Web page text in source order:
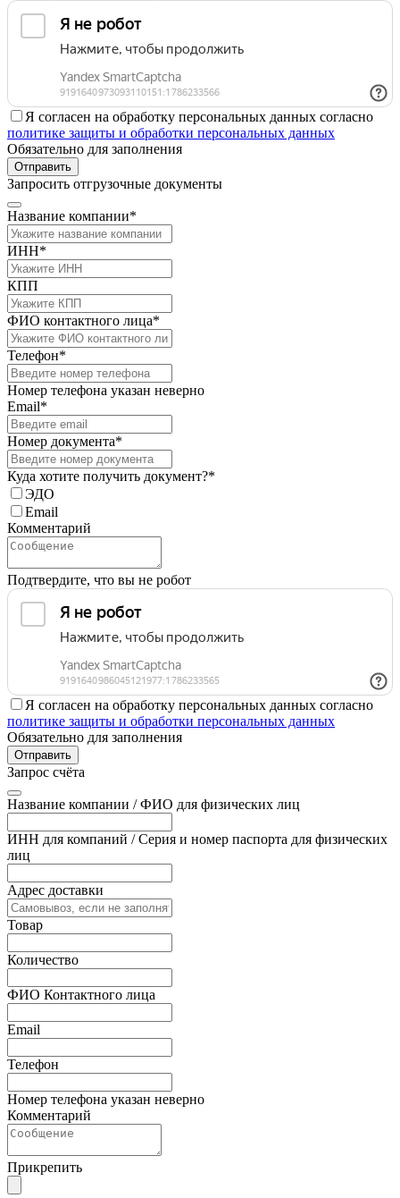
Я согласен на обработку персональных данных согласно
политике защиты и обработки персональных данных
Обязательно для заполнения
Отправить
Запросить отгрузочные документы
Название компании*
ИНН*
КПП
ФИО контактного лица*
Телефон*
Номер телефона указан неверно
Email*
Номер документа*
Куда хотите получить документ?*
ЭДО
Email
Комментарий
Подтвердите, что вы не робот
Я согласен на обработку персональных данных согласно
политике защиты и обработки персональных данных
Обязательно для заполнения
Отправить
Запрос счёта
Название компании / ФИО для физических лиц
ИНН для компаний / Серия и номер паспорта для физических
лиц
Адрес доставки
Товар
Количество
ФИО Контактного лица
Email
Телефон
Номер телефона указан неверно
Комментарий
Прикрепить